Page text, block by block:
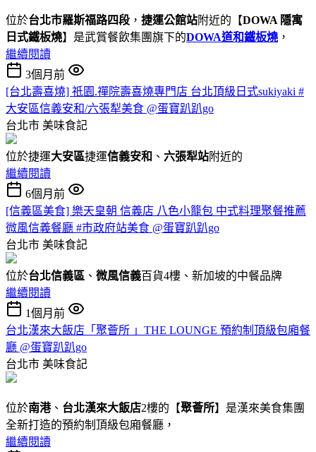
位於台北市羅斯福路四段 ， 捷運公館站附近的【DOWA 隱寓
日式鐵板燒】是武賞餐飲集團旗下的DOWA道和鐵板燒 ，
繼續閱讀
3個月前
[台北壽喜燒] 祇園.禪院壽喜燒專門店 台北頂級日式sukiyaki #
大安區信義安和/六張犁美食 @蛋寶趴趴go
台北市 美味食記
位於捷運大安區捷運信義安和 、 六張犁站附近的
繼續閱讀
6個月前
[信義區美食] 樂天皇朝 信義店 八色小籠包 中式料理聚餐推薦
微風信義餐廳 #市政府站美食 @蛋寶趴趴go
台北市 美味食記
位於台北信義區 、 微風信義百貨4樓、新加坡的中餐品牌
繼續閱讀
1個月前
台北漢來大飯店「聚薈所 」THE LOUNGE 預約制頂級包廂餐
廳 @蛋寶趴趴go
台北市 美味食記
位於南港、 台北漢來大飯店2樓的【聚薈所】是漢來美食集團
全新打造的預約制頂級包廂餐廳，
繼續閱讀